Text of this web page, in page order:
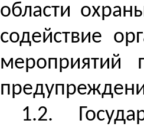
области
содействие
мероприятий
1.2.